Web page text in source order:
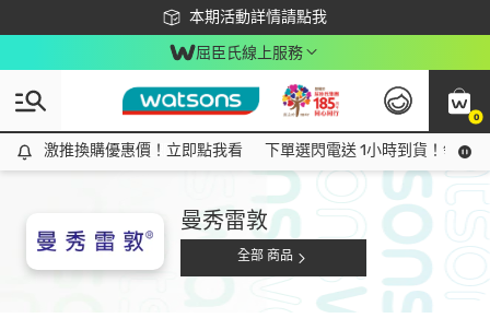
本期活動詳情請點我
下載app最高回饋$350
屈臣氏線上服務
0
激推換購優惠價！立即點我看
激推換購優惠價！立即點我看 下單選閃電送 1小時到貨！領神
曼秀雷敦
全部 商品